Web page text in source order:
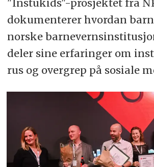
"Instukids"-prosjektet fra
dokumenterer hvordan
norske
deler sine erfaringer om
rus og overgrep på sosiale